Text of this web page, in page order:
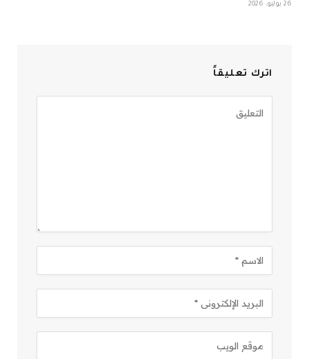
26 يوليو، 2026
اترك تعليقاً